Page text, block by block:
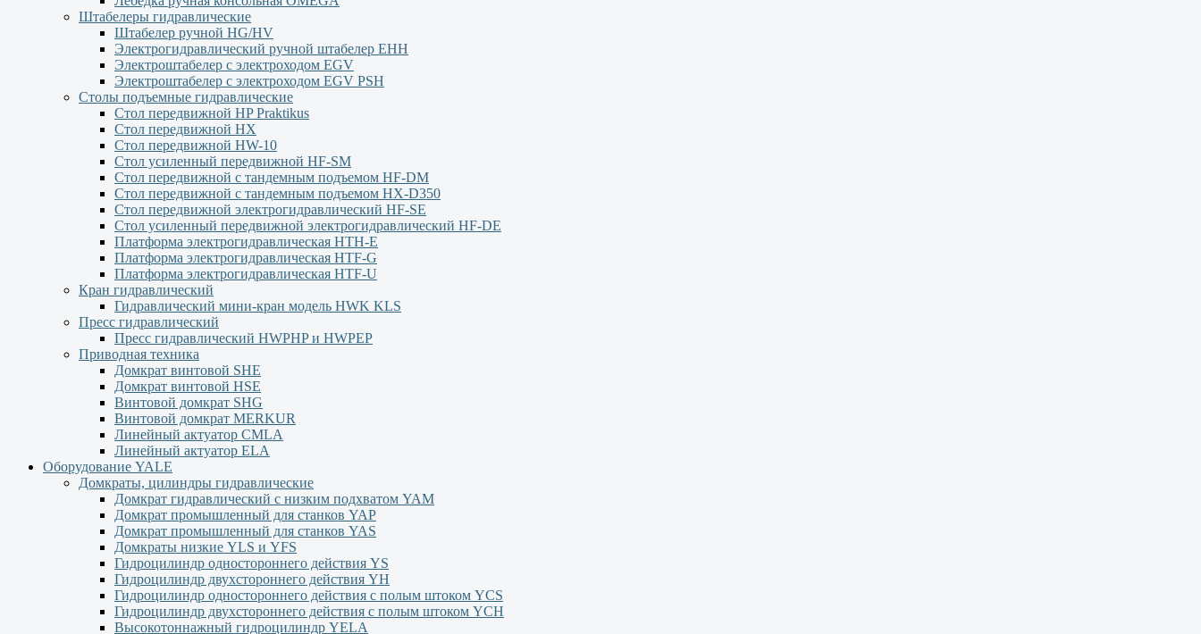
Штабелеры гидравлические
Штабелер ручной HG/HV
Электрогидравлический ручной штабелер ЕНН
Электроштабелер с электроходом EGV
Электроштабелер с электроходом EGV PSH
Столы подъемные гидравлические
Стол передвижной HP Praktikus
Стол передвижной HX
Стол передвижной HW-10
Стол усиленный передвижной HF-SM
Стол передвижной с тандемным подъемом HF-DM
Стол передвижной с тандемным подъемом HX-D350
Стол передвижной электрогидравлический HF-SE
Стол усиленный передвижной электрогидравлический HF-DE
Платформа электрогидравлическая HTH-E
Платформа электрогидравлическая HTF-G
Платформа электрогидравлическая HTF-U
Кран гидравлический
Гидравлический мини-кран модель HWK KLS
Пресс гидравлический
Пресс гидравлический HWPHP и HWPEP
Приводная техника
Домкрат винтовой SHE
Домкрат винтовой HSE
Винтовой домкрат SHG
Винтовой домкрат MERKUR
Линейный актуатор CMLA
Линейный актуатор ЕLA
Оборудование YALE
Домкраты, цилиндры гидравлические
Домкрат гидравлический с низким подхватом YAM
Домкрат промышленный для станков YAP
Домкрат промышленный для станков YAS
Домкраты низкие YLS и YFS
Гидроцилиндр одностороннего действия YS
Гидроцилиндр двухстороннего действия YН
Гидроцилиндр одностороннего действия с полым штоком YСS
Гидроцилиндр двухстороннего действия с полым штоком YСН
Высокотоннажный гидроцилиндр YELA